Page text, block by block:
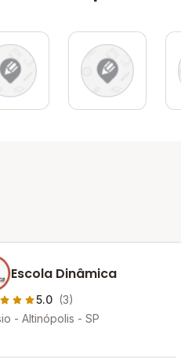
Escola Dinâmica
5.0 (3)
- Altinópolis - SP